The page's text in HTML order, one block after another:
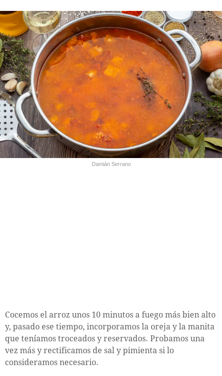
Damián Serrano
Cocemos el arroz unos 10 minutos a fuego más bien alto
y, pasado ese tiempo, incorporamos la oreja y la manita
que teníamos troceados y reservados. Probamos una
vez más y rectificamos de sal y pimienta si lo
consideramos necesario.